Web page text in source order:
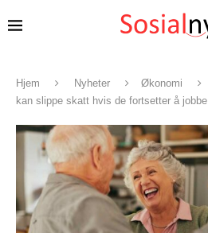
Hjem Nyheter Økonomi
kan slippe skatt hvis de fortsetter å jobbe